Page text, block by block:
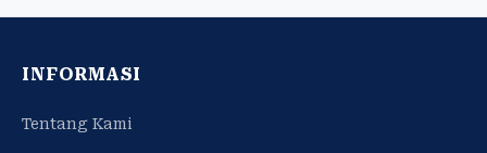
INFORMASI
Tentang Kami